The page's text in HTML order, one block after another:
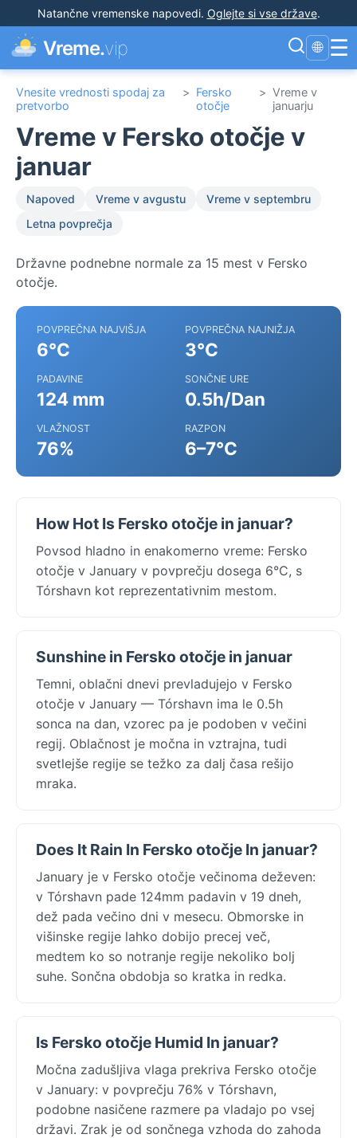
Natančne vremenske napovedi. Oglejte si vse države.
Vreme.vip 🌐 ☰
Vnesite vrednosti spodaj za
pretvorbo
> Fersko
otočje
> Vreme v
januarju
Vreme v Fersko otočje v
januar
Napoved Vreme v avgustu
Vreme v septembru
Letna povprečja
Državne podnebne normale za 15 mest v Fersko
otočje.
POVPREČNA NAJVIŠJA
6°C
POVPREČNA NAJNIŽJA
3°C
PADAVINE
124 mm
SONČNE URE
0.5h/Dan
VLAŽNOST
76%
RAZPON
6–7°C
How Hot Is Fersko otočje in januar?
Povsod hladno in enakomerno vreme: Fersko
otočje v January v povprečju dosega 6°C, s
Tórshavn kot reprezentativnim mestom.
Sunshine in Fersko otočje in januar
Temni, oblačni dnevi prevladujejo v Fersko
otočje v January — Tórshavn ima le 0.5h
sonca na dan, vzorec pa je podoben v večini
regij. Oblačnost je močna in vztrajna, tudi
svetlejše regije se težko za dalj časa rešijo
mraka.
Does It Rain In Fersko otočje In januar?
January je v Fersko otočje večinoma deževen:
v Tórshavn pade 124mm padavin v 19 dneh,
dež pada večino dni v mesecu. Obmorske in
višinske regije lahko dobijo precej več,
medtem ko so notranje regije nekoliko bolj
suhe. Sončna obdobja so kratka in redka.
Is Fersko otočje Humid In januar?
Močna zadušljiva vlaga prekriva Fersko otočje
v January: v povprečju 76% v Tórshavn,
podobne nasičene razmere pa vladajo po vsej
državi. Zrak je od sončnega vzhoda do zahoda